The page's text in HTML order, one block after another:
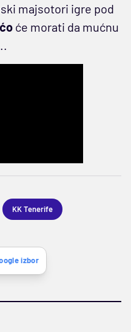
majsotori igre pod
će morati da mućnu
KK Tenerife
izbor